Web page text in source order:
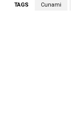
TAGS Cunami